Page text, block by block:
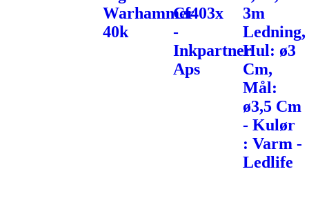
Warhammer
40k
Cf403x
-
Inkpartner
Aps
3m
Ledning,
Hul: ø3
Cm,
Mål:
ø3,5 Cm
- Kulør
: Varm -
Ledlife